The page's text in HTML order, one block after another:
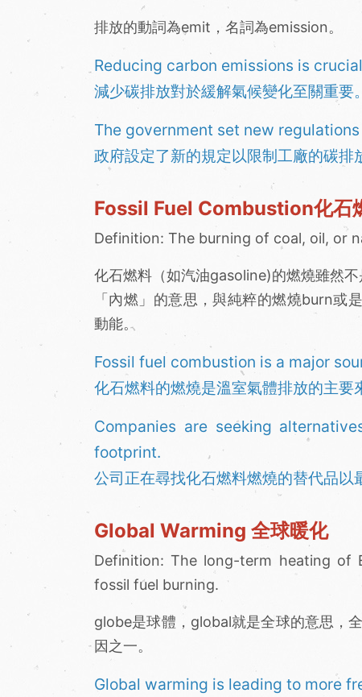
排放的動詞為emit，名詞為emission。
Reducing carbon emissions is
減少碳排放對於緩解氣候變化至關重要。
The government set new
政府設定了新的規定以限制工廠的碳排
Fossil Fuel Combustion化石
Definition: The burning of coal, oil, or
化石燃料（如汽油gasoline)的燃燒雖然
「內燃」的意思，與純粹的燃燒burn或
動能。
Fossil fuel combustion is a major
化石燃料的燃燒是溫室氣體排放的主要
Companies are seeking
footprint.
公司正在尋找化石燃料燃燒的替代品以
Global Warming 全球暖化
Definition: The long-term heating of
fossil fuel burning.
globe是球體，global就是全球的意思，
因之一。
Global warming is leading to more